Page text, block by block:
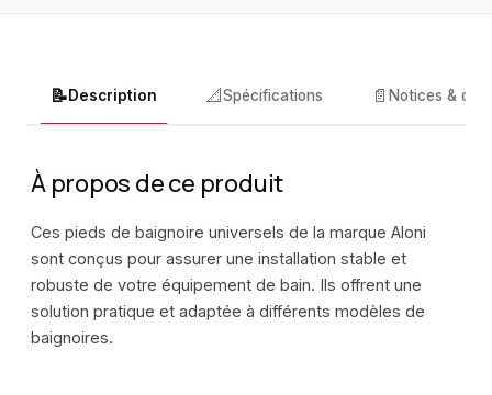
📝Description 📐Spécifications 📄 Notices &
À propos de ce produit
Ces pieds de baignoire universels de la marque Aloni
sont conçus pour assurer une installation stable et
robuste de votre équipement de bain. Ils offrent une
solution pratique et adaptée à différents modèles de
baignoires.